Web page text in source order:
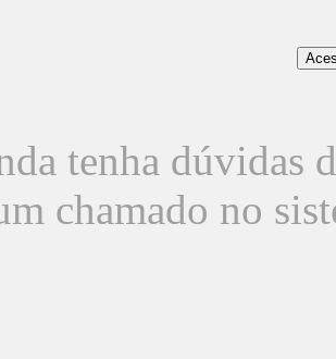
tenha dúvidas
chamado no